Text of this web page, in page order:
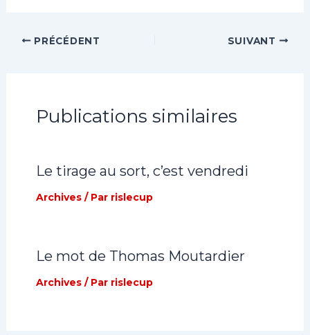
PRÉCÉDENT SUIVANT
Publications similaires
Le tirage au sort, c’est vendredi
Archives/ Par rislecup
Le mot de Thomas Moutardier
Archives/ Par rislecup